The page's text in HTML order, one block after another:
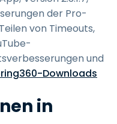
der Pro-
von Timeouts,
und
Downloads
in